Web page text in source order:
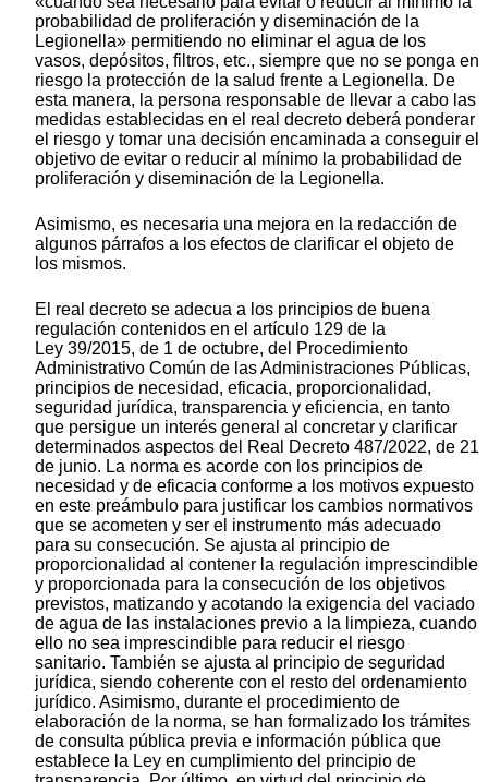
probabilidad de proliferación y diseminación de la
Legionella» permitiendo no eliminar el agua de los
vasos, depósitos, filtros, etc., siempre que no se ponga en
riesgo la protección de la salud frente a Legionella. De
esta manera, la persona responsable de llevar a cabo las
medidas establecidas en el real decreto deberá ponderar
el riesgo y tomar una decisión encaminada a conseguir el
objetivo de evitar o reducir al mínimo la probabilidad de
proliferación y diseminación de la Legionella.
Asimismo, es necesaria una mejora en la redacción de
algunos párrafos a los efectos de clarificar el objeto de
los mismos.
El real decreto se adecua a los principios de buena
regulación contenidos en el artículo 129 de la
Ley 39/2015, de 1 de octubre, del Procedimiento
Administrativo Común de las Administraciones Públicas,
principios de necesidad, eficacia, proporcionalidad,
seguridad jurídica, transparencia y eficiencia, en tanto
que persigue un interés general al concretar y clarificar
determinados aspectos del Real Decreto 487/2022, de 21
de junio. La norma es acorde con los principios de
necesidad y de eficacia conforme a los motivos expuesto
en este preámbulo para justificar los cambios normativos
que se acometen y ser el instrumento más adecuado
para su consecución. Se ajusta al principio de
proporcionalidad al contener la regulación imprescindible
y proporcionada para la consecución de los objetivos
previstos, matizando y acotando la exigencia del vaciado
de agua de las instalaciones previo a la limpieza, cuando
ello no sea imprescindible para reducir el riesgo
sanitario. También se ajusta al principio de seguridad
jurídica, siendo coherente con el resto del ordenamiento
jurídico. Asimismo, durante el procedimiento de
elaboración de la norma, se han formalizado los trámites
de consulta pública previa e información pública que
establece la Ley en cumplimiento del principio de